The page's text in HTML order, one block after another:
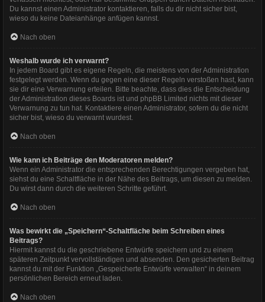
Du kannst einen Administrator kontaktieren, falls du dir nicht sicher bist,
wieso du keine Dateianhänge anfügen kannst.
Nach oben
Weshalb wurde ich verwarnt?
In jedem Board gibt es eigene Regeln, die meistens von der Administration
festgelegt werden. Wenn du gegen eine dieser Regeln verstoßen hast, kann
sie dir eine Verwarnung erteilen. Bitte beachte, dass dies die Entscheidung
der Administration dieses Boards ist und phpBB Limited nichts mit dieser
Verwarnung zu tun hat. Kontaktiere einen Administrator, sofern du die nicht
sicher bist, wieso du verwarnt wurdest.
Nach oben
Wie kann ich Beiträge den Moderatoren melden?
Wenn ein Administrator die entsprechenden Berechtigungen vergeben hat,
siehst du eine Schaltfläche in der Nähe des Beitrags, um diesen zu melden.
Du wirst dann durch die weiteren Schritte geführt.
Nach oben
Was bewirkt die „Speichern“-Schaltfläche beim Schreiben eines
Beitrags?
Hiermit kannst du die geschriebene Entwürfe speichern und zu einem
späteren Zeitpunkt vervollständigen und absenden. Den gesicherten Beitrag
kannst du mit der Funktion „Gespeicherte Entwürfe verwalten“ in deinem
persönlichen Bereich erneut laden.
Nach oben